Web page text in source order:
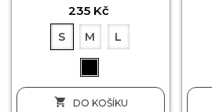
235 Kč
S M L
 DO KOŠÍKU